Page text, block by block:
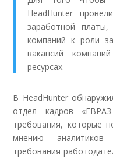
HeadHunter
заработной платы,
компаний к роли
вакансий
ресурсах.
В HeadHunter
отдел кадров
требования, которые
мнению
требования